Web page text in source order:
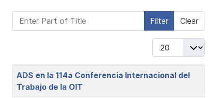
Enter Part of Title Filter Clear
Display #
Title
ADS en la 114a Conferencia Internacional del
Trabajo de la OIT